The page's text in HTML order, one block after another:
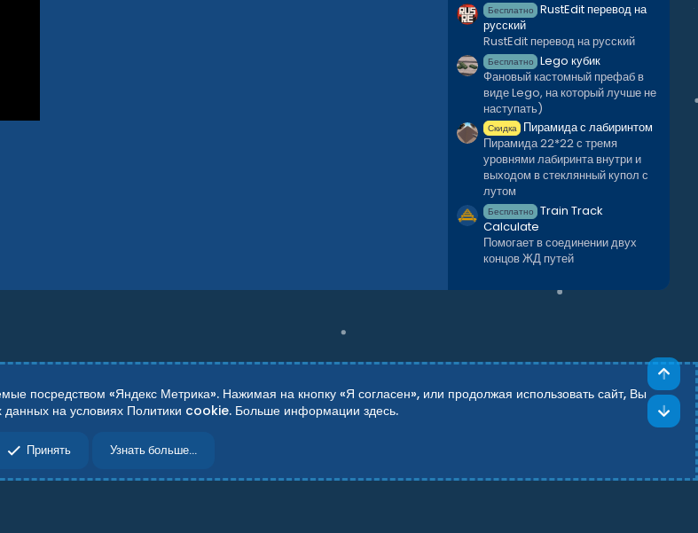
Бесплатно RustEdit перевод на
русский
RustEdit перевод на русский
Бесплатно Lego кубик
Фановый кастомный префаб в
виде Lego, на который лучше не
наступать)
Скидка Пирамида с лабиринтом
Пирамида 22*22 с тремя
уровнями лабиринта внутри и
выходом в стеклянный купол с
лутом
Бесплатно Train Track
Calculate
Помогает в соединении двух
концов ЖД путей
S
посредством «Яндекс Метрика». Нажимая на кнопку «Я согласен», или продолжая использовать сайт, Вы
данных на условиях Политики cookie. Больше информации здесь.
Принять Узнать больше...